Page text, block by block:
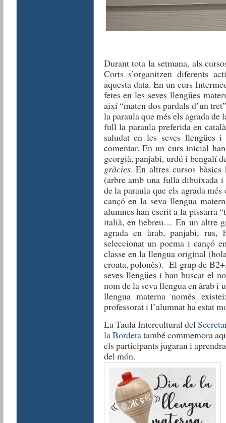
Durant tota la setmana, als
Corts s’organitzen diferents
aquesta data. En un curs
fetes en les seves llengües
així “maten dos pardals d’un
la paraula que més els agrada
full la paraula preferida en
saludat en les seves llengües
comentar. En un curs inicial
georgià, panjabi, urdú i bengalí
gràcies. En altres cursos
(arbre amb una fulla dibuixada
de la paraula que els agrada
cançó en la seva llengua
alumnes han escrit a la pissarra
italià, en hebreu… En un altre
agrada en àrab, panjabi,
seleccionat un poema i cançó
classe en la llengua original
croata, polonès). El grup de
seves llengües i han buscat el
nom de la seva llengua en àrab i
llengua materna només
professorat i l’alumnat ha estat
La Taula Intercultural del
la Bordetatambé commemora
els participants jugaran i
del món.